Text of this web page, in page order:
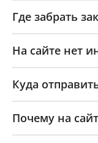
Где забрать
На сайте нет
Куда
Почему на